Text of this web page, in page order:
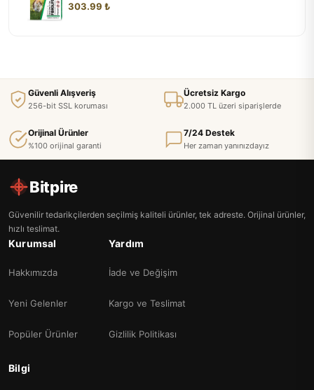
303.99 ₺
Güvenli Alışveriş
256-bit SSL koruması
Ücretsiz Kargo
2.000 TL üzeri siparişlerde
Orijinal Ürünler
%100 orijinal garanti
7/24 Destek
Her zaman yanınızdayız
Bitpire
Güvenilir tedarikçilerden seçilmiş kaliteli ürünler, tek adreste. Orijinal ürünler,
hızlı teslimat.
Kurumsal
Hakkımızda
Yeni Gelenler
Popüler Ürünler
Yardım
İade ve Değişim
Kargo ve Teslimat
Gizlilik Politikası
Bilgi